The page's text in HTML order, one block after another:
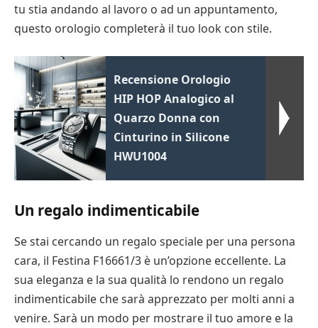
tu stia andando al lavoro o ad un appuntamento,
questo orologio completerà il tuo look con stile.
Recensione Orologio
HIP HOP Analogico al
Quarzo Donna con
Cinturino in Silicone
HWU1004
Un regalo indimenticabile
Se stai cercando un regalo speciale per una persona
cara, il Festina F16661/3 è un’opzione eccellente. La
sua eleganza e la sua qualità lo rendono un regalo
indimenticabile che sarà apprezzato per molti anni a
venire. Sarà un modo per mostrare il tuo amore e la